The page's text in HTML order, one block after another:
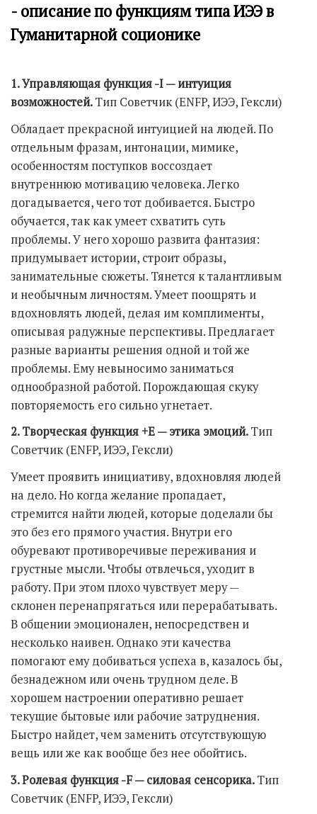
- описание по функциям типа ИЭЭ в
Гуманитарной соционике
1. Управляющая функция -I — интуиция
возможностей.Тип Советчик (ENFP, ИЭЭ, Гексли)
Обладает прекрасной интуицией на людей. По
отдельным фразам, интонации, мимике,
особенностям поступков воссоздает
внутреннюю мотивацию человека. Легко
догадывается, чего тот добивается. Быстро
обучается, так как умеет схватить суть
проблемы. У него хорошо развита фантазия:
придумывает истории, строит образы,
занимательные сюжеты. Тянется к талантливым
и необычным личностям. Умеет поощрять и
вдохновлять людей, делая им комплименты,
описывая радужные перспективы. Предлагает
разные варианты решения одной и той же
проблемы. Ему невыносимо заниматься
однообразной работой. Порождающая скуку
повторяемость его сильно угнетает.
2. Творческая функция +Е — этика эмоций.Тип
Советчик (ENFP, ИЭЭ, Гексли)
Умеет проявить инициативу, вдохновляя людей
на дело. Но когда желание пропадает,
стремится найти людей, которые доделали бы
это без его прямого участия. Внутри его
обуревают противоречивые переживания и
грустные мысли. Чтобы отвлечься, уходит в
работу. При этом плохо чувствует меру —
склонен перенапрягаться или перерабатывать.
В общении эмоционален, непосредствен и
несколько наивен. Однако эти качества
помогают ему добиваться успеха в, казалось бы,
безнадежном или очень трудном деле. В
хорошем настроении оперативно решает
текущие бытовые или рабочие затруднения.
Быстро найдет, чем заменить отсутствующую
вещь или же как вообще без нее обойтись.
3. Ролевая функция -F — силовая сенсорика.Тип
Советчик (ENFP, ИЭЭ, Гексли)